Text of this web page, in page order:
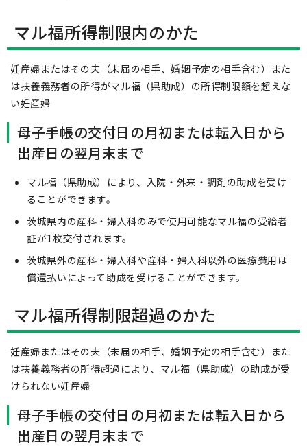
マル福所得制限内のかた
妊産婦またはその夫（未届の相手、婚姻予定の相手含む）また
は扶養義務者の所得がマル福（県助成）の所得制限額を超えな
い妊産婦
母子手帳の交付日の月初または転入日から
出産日の翌月末まで
マル福（県助成）により、入院・外来・調剤の助成を受け
ることができます。
茨城県内の産科・婦人科のみで使用可能なマル福の受給者
証が1枚交付されます。
茨城県外の産科・婦人科や産科・婦人科以外の医療費用は
償還払いによって助成を受けることができます。
マル福所得制限超過のかた
妊産婦またはその夫（未届の相手、婚姻予定の相手含む）また
は扶養義務者の所得超過により、マル福（県助成）の助成が受
けられない妊産婦
母子手帳の交付日の月初または転入日から
出産日の翌月末まで